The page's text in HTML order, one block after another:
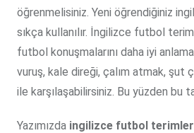
öğrenmelisiniz. Yeni öğrendiğiniz
sıkça kullanılır. İngilizce futbol
futbol konuşmalarını daha iyi
vuruş, kale direği, çalım atmak,
ile karşılaşabilirsiniz. Bu yüzden bu
Yazımızda ingilizce futbol